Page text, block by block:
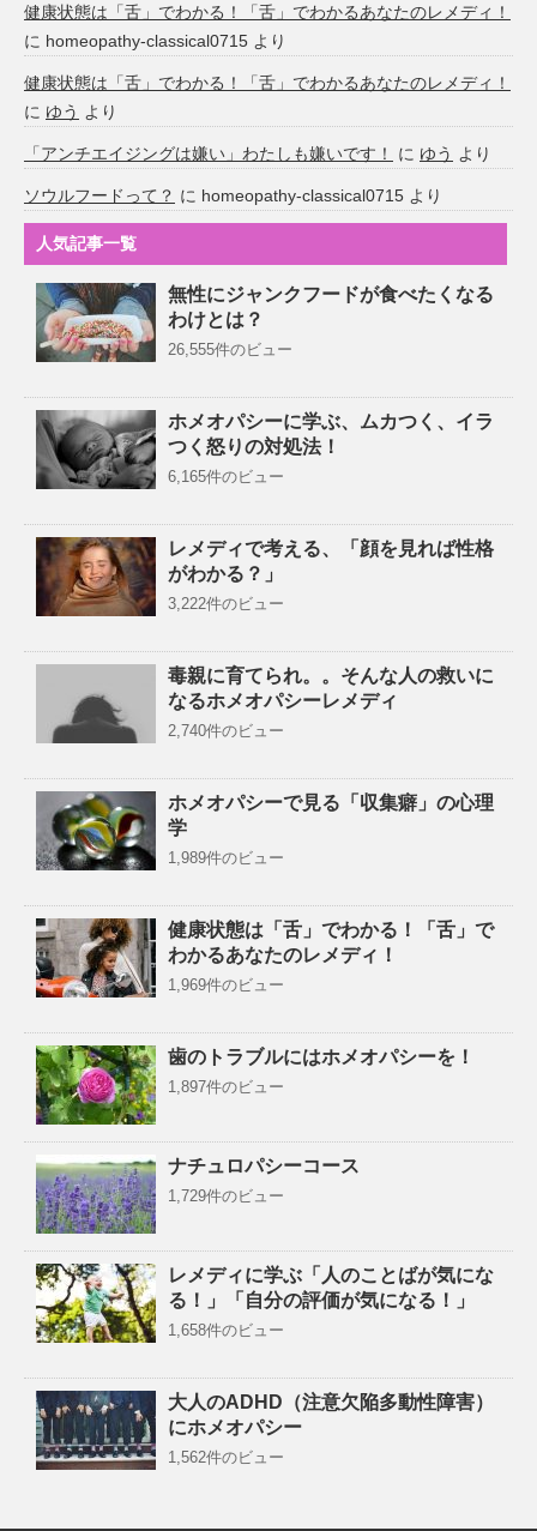
健康状態は「舌」でわかる！「舌」でわかるあなたのレメディ！
に homeopathy-classical0715 より
健康状態は「舌」でわかる！「舌」でわかるあなたのレメディ！
に ゆう より
「アンチエイジングは嫌い」わたしも嫌いです！ に ゆう より
ソウルフードって？ に homeopathy-classical0715 より
人気記事一覧
無性にジャンクフードが食べたくなる
わけとは？
26,555件のビュー
ホメオパシーに学ぶ、ムカつく、イラ
つく怒りの対処法！
6,165件のビュー
レメディで考える、「顔を見れば性格
がわかる？」
3,222件のビュー
毒親に育てられ。。そんな人の救いに
なるホメオパシーレメディ
2,740件のビュー
ホメオパシーで見る「収集癖」の心理
学
1,989件のビュー
健康状態は「舌」でわかる！「舌」で
わかるあなたのレメディ！
1,969件のビュー
歯のトラブルにはホメオパシーを！
1,897件のビュー
ナチュロパシーコース
1,729件のビュー
レメディに学ぶ「人のことばが気にな
る！」「自分の評価が気になる！」
1,658件のビュー
大人のADHD（注意欠陥多動性障害）
にホメオパシー
1,562件のビュー